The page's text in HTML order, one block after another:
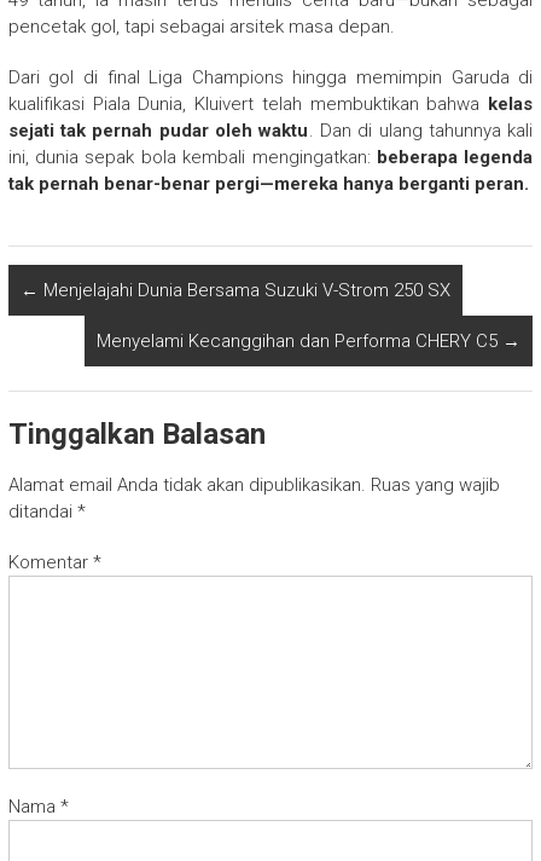
pencetak gol, tapi sebagai arsitek masa depan.
Dari gol di final Liga Champions hingga memimpin Garuda di
kualifikasi Piala Dunia, Kluivert telah membuktikan bahwa kelas
sejati tak pernah pudar oleh waktu. Dan di ulang tahunnya kali
ini, dunia sepak bola kembali mengingatkan: beberapa legenda
tak pernah benar-benar pergi—mereka hanya berganti peran.
← Menjelajahi Dunia Bersama Suzuki V-Strom 250 SX
Menyelami Kecanggihan dan Performa CHERY C5 →
Tinggalkan Balasan
Alamat email Anda tidak akan dipublikasikan. Ruas yang wajib
ditandai *
Komentar *
Nama *